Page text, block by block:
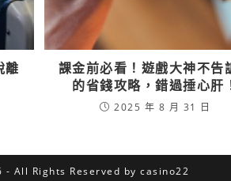
離
課金前必看！遊戲大神不告
的省錢攻略，錯過捶心肝
2025 年 8 月 31 日
- All Rights Reserved by casino22